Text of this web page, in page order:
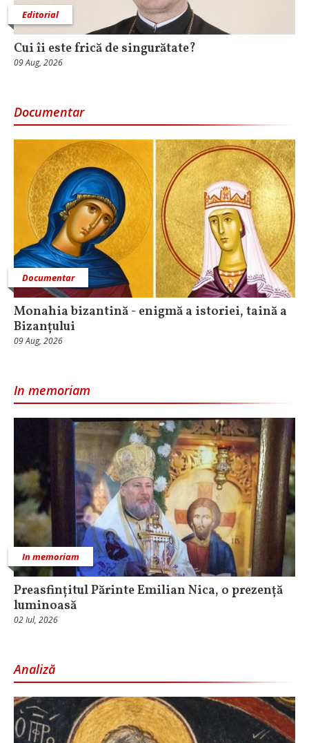
Editorial
Cui îi este frică de singurătate?
09 Aug, 2026
Documentar
Documentar
Monahia bizantină - enigmă a istoriei, taină a
Bizanțului
09 Aug, 2026
In memoriam
In memoriam
Preasfințitul Părinte Emilian Nica, o prezență
luminoasă
02 Iul, 2026
Analiză